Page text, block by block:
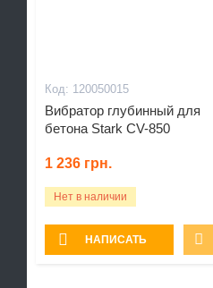
120050015
Вибратор глубинный для
бетона Stark CV-850
1 236 грн.
Нет в наличии
НАПИСАТЬ